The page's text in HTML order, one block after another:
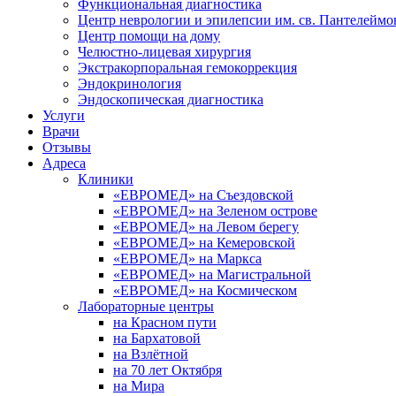
Функциональная диагностика
Центр неврологии и эпилепсии им. св.
Центр помощи на дому
Челюстно-лицевая хирургия
Экстракорпоральная гемокоррекция
Эндокринология
Эндоскопическая диагностика
Услуги
Врачи
Отзывы
Адреса
Клиники
«ЕВРОМЕД» на Съездовской
«ЕВРОМЕД» на Зеленом острове
«ЕВРОМЕД» на Левом берегу
«ЕВРОМЕД» на Кемеровской
«ЕВРОМЕД» на Маркса
«ЕВРОМЕД» на Магистральной
«ЕВРОМЕД» на Космическом
Лабораторные центры
на Красном пути
на Бархатовой
на Взлётной
на 70 лет Октября
на Мира